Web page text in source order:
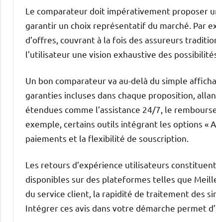
Le comparateur doit impérativement proposer
garantir un choix représentatif du marché. Par
d’offres, couvrant à la fois des assureurs
l’utilisateur une vision exhaustive des
Un bon comparateur va au-delà du simple
garanties incluses dans chaque proposition,
étendues comme l’assistance 24/7, le
exemple, certains outils intégrant les options «
paiements et la flexibilité de souscription.
Les retours d’expérience utilisateurs
disponibles sur des plateformes telles que
du service client, la rapidité de traitement des
Intégrer ces avis dans votre démarche permet